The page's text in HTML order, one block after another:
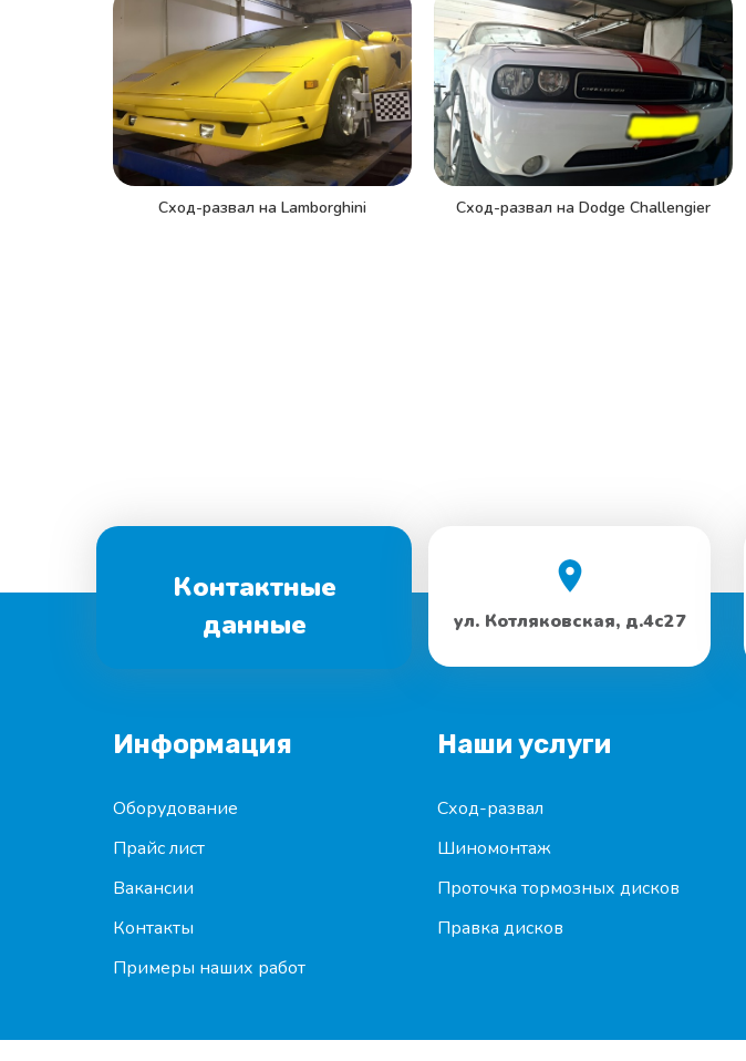
Сход-развал на Lamborghini Сход-развал на Dodge Challengier
Контактные
данные
ул. Котляковская, д.4с27
Информация
Оборудование
Прайс лист
Вакансии
Контакты
Примеры наших работ
Наши услуги
Сход-развал
Шиномонтаж
Проточка тормозных дисков
Правка дисков